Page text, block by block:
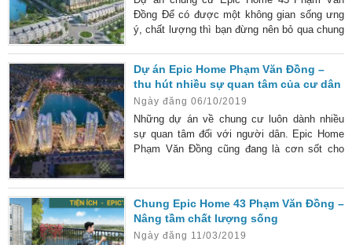
Đồng Để có được một không gian sống ưng
ý, chất lượng thì bạn đừng nên bỏ qua chung
chung cư cao cấp khác nhau. Khi số lượng
người dân sinh sống càng tăng như hiện nay
thì nguồn cung căn hộ chưa bao giờ là đủ cả.
Bạn đang muốn tìm kiếm dự án chung cư
chất lượng trên địa bàn phía
Dự án Epic Home Phạm Văn Đồng –
thu hút nhiều sự quan tâm của cư dân
Ngày đăng 06/10/2019
Những dự án về chung cư luôn dành nhiều
sự quan tâm đối với người dân. Epic Home
Phạm Văn Đồng cũng đang là cơn sốt cho
chiến sĩ của bộ công an. Dự án với nhiều
dịch vụ và tiện ích tốt nhất. vì sao chúng lại
“hot” đến vậy? Cùng tìm hiểu rõ về dự án
Chung Epic Home 43 Phạm Văn Đồng –
Nâng tầm chất lượng sống
Ngày đăng 11/03/2019